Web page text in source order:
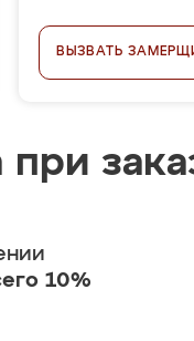
ВЫЗВАТЬ
10%